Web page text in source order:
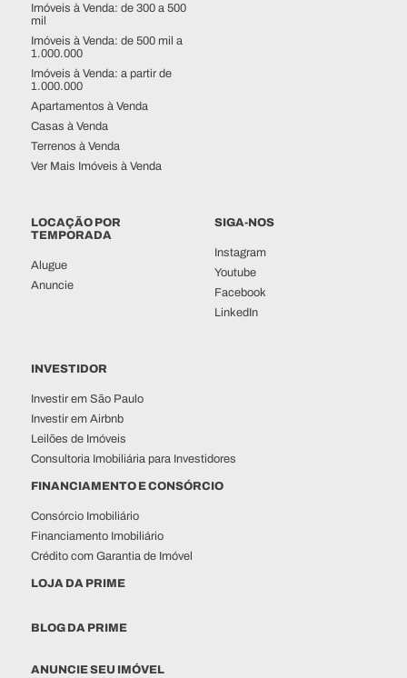
Imóveis à Venda: de 300 a 500
mil
Imóveis à Venda: de 500 mil a
1.000.000
Imóveis à Venda: a partir de
1.000.000
Apartamentos à Venda
Casas à Venda
Terrenos à Venda
Ver Mais Imóveis à Venda
LOCAÇÃO POR
TEMPORADA
Alugue
Anuncie
SIGA-NOS
Instagram
Youtube
Facebook
LinkedIn
INVESTIDOR
Investir em São Paulo
Investir em Airbnb
Leilões de Imóveis
Consultoria Imobiliária para Investidores
FINANCIAMENTO E CONSÓRCIO
Consórcio Imobiliário
Financiamento Imobiliário
Crédito com Garantia de Imóvel
LOJA DA PRIME
BLOG DA PRIME
ANUNCIE SEU IMÓVEL